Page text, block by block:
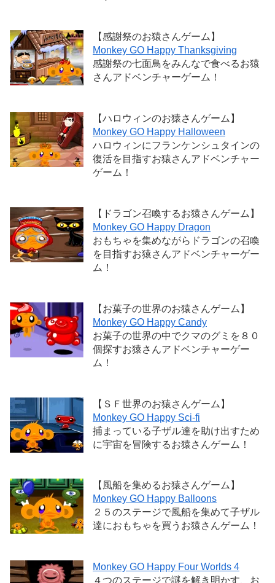
【感謝祭のお猿さんゲーム】
Monkey GO Happy Thanksgiving
感謝祭の七面鳥をみんなで食べるお猿
さんアドベンチャーゲーム！
【ハロウィンのお猿さんゲーム】
Monkey GO Happy Halloween
ハロウィンにフランケンシュタインの
復活を目指すお猿さんアドベンチャー
ゲーム！
【ドラゴン召喚するお猿さんゲーム】
Monkey GO Happy Dragon
おもちゃを集めながらドラゴンの召喚
を目指すお猿さんアドベンチャーゲー
ム！
【お菓子の世界のお猿さんゲーム】
Monkey GO Happy Candy
お菓子の世界の中でクマのグミを８０
個探すお猿さんアドベンチャーゲー
ム！
【ＳＦ世界のお猿さんゲーム】
Monkey GO Happy Sci-fi
捕まっている子ザル達を助け出すため
に宇宙を冒険するお猿さんゲーム！
【風船を集めるお猿さんゲーム】
Monkey GO Happy Balloons
２５のステージで風船を集めて子ザル
達におもちゃを買うお猿さんゲーム！
Monkey GO Happy Four Worlds 4
４つのステージで謎を解き明かす、お